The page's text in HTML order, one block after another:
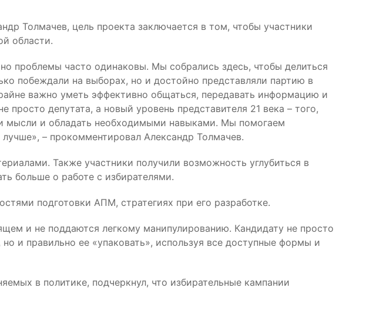
Толмачев, цель проекта заключается в том, чтобы участники
области.
проблемы часто одинаковы. Мы собрались здесь, чтобы делиться
побеждали на выборах, но и достойно представляли партию в
важно уметь эффективно общаться, передавать информацию и
депутата, а новый уровень представителя 21 века – того,
мысли и обладать необходимыми навыками. Мы помогаем
– прокомментировал Александр Толмачев.
Также участники получили возможность углубиться в
больше о работе с избирателями.
подготовки АПМ, стратегиях при его разработке.
и не поддаются легкому манипулированию. Кандидату не просто
и правильно ее «упаковать», используя все доступные формы и
в политике, подчеркнул, что избирательные кампании